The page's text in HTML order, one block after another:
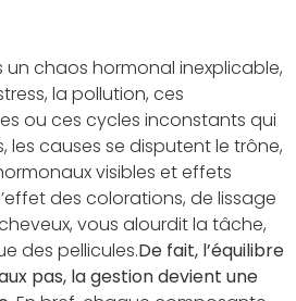
un chaos hormonal inexplicable,
la pollution, ces
ou ces cycles inconstants qui
les causes se disputent le trône,
visibles et effets
des colorations, de lissage
vous alourdit la tâche,
des pellicules.De fait, l’équilibre
pas, la gestion devient une